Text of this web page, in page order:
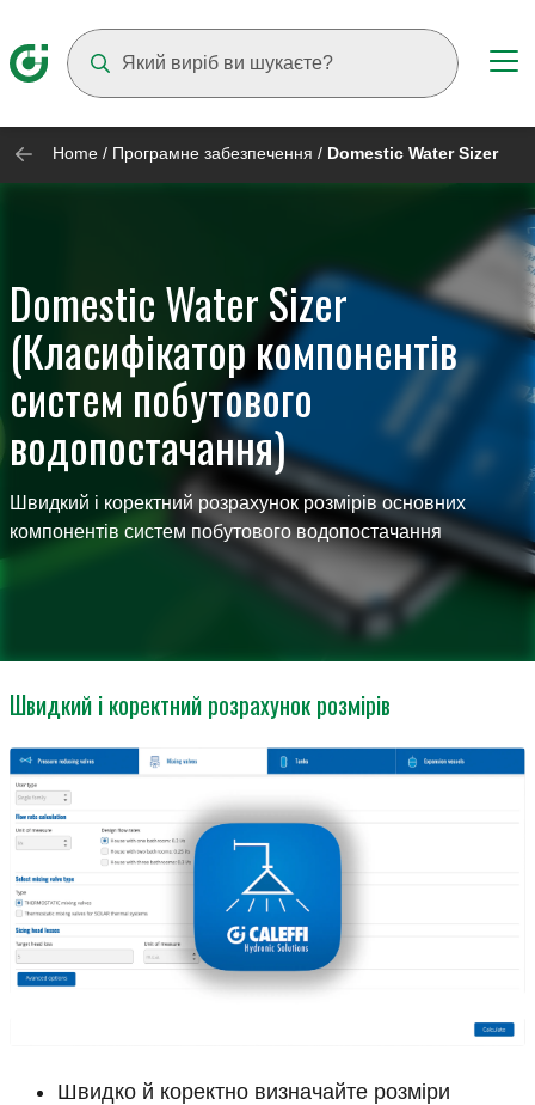
Home / Програмне забезпечення / Domestic Water Sizer
Domestic Water Sizer
(Класифікатор компонентів
систем побутового
водопостачання)
Швидкий і коректний розрахунок розмірів основних
компонентів систем побутового водопостачання
Швидкий і коректний розрахунок розмірів
Швидко й коректно визначайте розміри